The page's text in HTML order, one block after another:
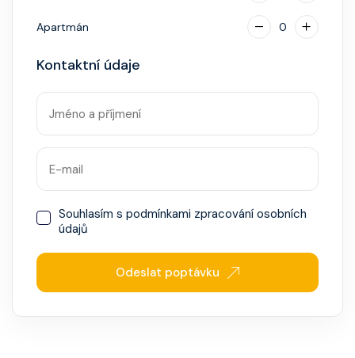
Apartmán 0
Kontaktní údaje
Souhlasím s podmínkami zpracování osobních
údajů
Odeslat poptávku